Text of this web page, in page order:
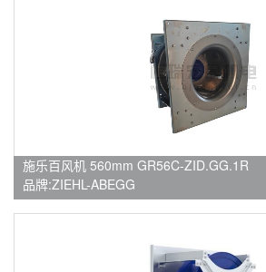
施乐百风机 560mm GR56C-ZID.GG.1R
品牌:ZIEHL-ABEGG